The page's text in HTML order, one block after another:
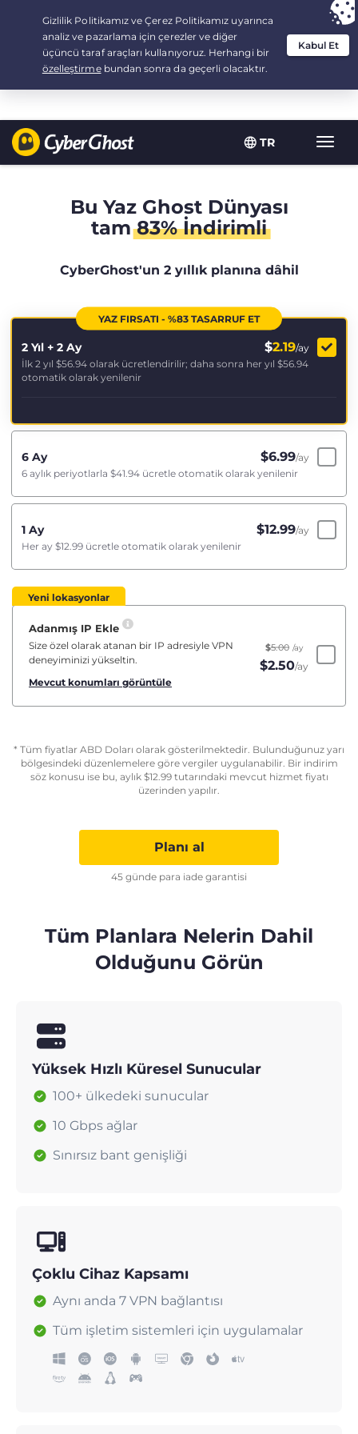
TR
Your choice:The Best Dealfor 2.1666666666667-years at $
/month
Bu Yaz Ghost Dünyası
tam83% İndirimli
CyberGhost'un 2 yıllık planına dâhil
YAZ FIRSATI - %83 TASARRUF ET
2 Yıl + 2 Ay $2.19/ay
İlk 2 yıl $56.94 olarak ücretlendirilir; daha sonra her yıl $56.94
otomatik olarak yenilenir
6 Ay $6.99/ay
6 aylık periyotlarla $41.94 ücretle otomatik olarak yenilenir
1 Ay $12.99/ay
Her ay $12.99 ücretle otomatik olarak yenilenir
Yeni lokasyonlar
Adanmış IP Ekle
Size özel olarak atanan bir IP adresiyle VPN
deneyiminizi yükseltin.
Mevcut konumları görüntüle
$5.00 /ay
$2.50/ay
* Tüm fiyatlar ABD Doları olarak gösterilmektedir. Bulunduğunuz yarı
bölgesindeki düzenlemelere göre vergiler uygulanabilir. Bir indirim
söz konusu ise bu, aylık $12.99tutarındaki mevcut hizmet fiyatı
üzerinden yapılır.
Planı al
45 günde para iade garantisi
Tüm Planlara Nelerin Dahil
Olduğunu Görün
Yüksek Hızlı Küresel Sunucular
100+ ülkedeki sunucular
10 Gbps ağlar
Sınırsız bant genişliği
Çoklu Cihaz Kapsamı
Aynı anda 7 VPN bağlantısı
Tüm işletim sistemleri için uygulamalar